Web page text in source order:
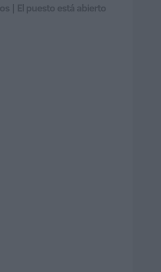
| El puesto está abierto